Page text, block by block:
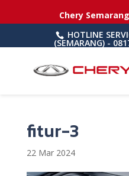
HOTLINE
(SEMARANG) -
fitur-3
22 Mar 2024
Chery Semarang-